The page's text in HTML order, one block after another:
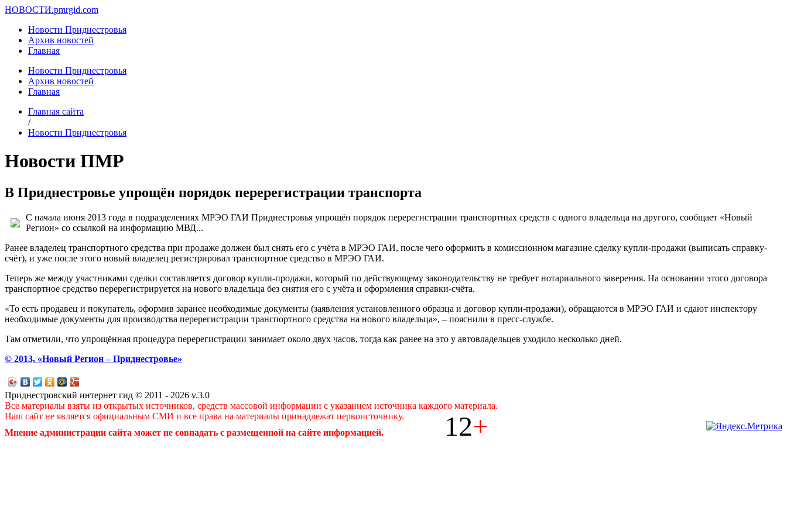
НОВОСТИ.pmrgid.com
Новости Приднестровья
Архив новостей
Главная
Новости Приднестровья
Архив новостей
Главная
Главная сайта
/
Новости Приднестровья
Новости ПМР
В Приднестровье упрощён порядок перерегистрации транспорта
С начала июня 2013 года в подразделениях МРЭО ГАИ Приднестровья упрощён порядок перерегистрации транспортных средств с одного владельца на другого, сообщает «Новый
Регион» со ссылкой на информацию МВД...
Ранее владелец транспортного средства при продаже должен был снять его с учёта в МРЭО ГАИ, после чего оформить в комиссионном магазине сделку купли-продажи (выписать справку-
счёт), и уже после этого новый владелец регистрировал транспортное средство в МРЭО ГАИ.
Теперь же между участниками сделки составляется договор купли-продажи, который по действующему законодательству не требует нотариального заверения. На основании этого договора
транспортное средство перерегистрируется на нового владельца без снятия его с учёта и оформления справки-счёта.
«То есть продавец и покупатель, оформив заранее необходимые документы (заявления установленного образца и договор купли-продажи), обращаются в МРЭО ГАИ и сдают инспектору
необходимые документы для производства перерегистрации транспортного средства на нового владельца», – пояснили в пресс-службе.
Там отметили, что упрощённая процедура перерегистрации занимает около двух часов, тогда как ранее на это у автовладельцев уходило несколько дней.
© 2013, «Новый Регион – Приднестровье»
Приднестровский интернет гид © 2011 - 2026 v.3.0
Все материалы взяты из открытых источников, средств массовой информации с указанием источника каждого материала.
Наш сайт не является официальным СМИ и все права на материалы принадлежат первоисточнику.
Мнение администрации сайта может не совпадать с размещенной на сайте информацией.
12+